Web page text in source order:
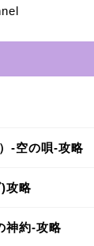
-空の唄-攻略
攻略
神約-攻略